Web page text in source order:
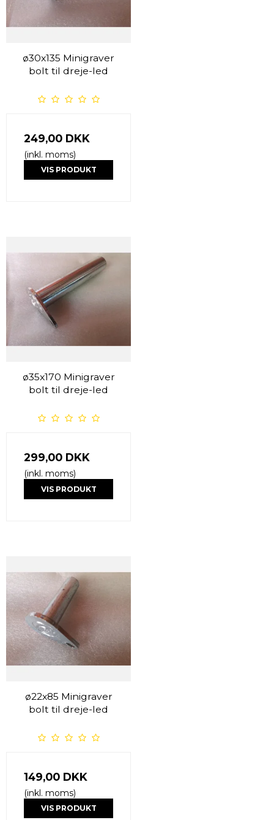
ø30x135 Minigraver
bolt til dreje-led
249,00 DKK
(inkl. moms)
VIS PRODUKT
ø35x170 Minigraver
bolt til dreje-led
299,00 DKK
(inkl. moms)
VIS PRODUKT
ø22x85 Minigraver
bolt til dreje-led
149,00 DKK
(inkl. moms)
VIS PRODUKT